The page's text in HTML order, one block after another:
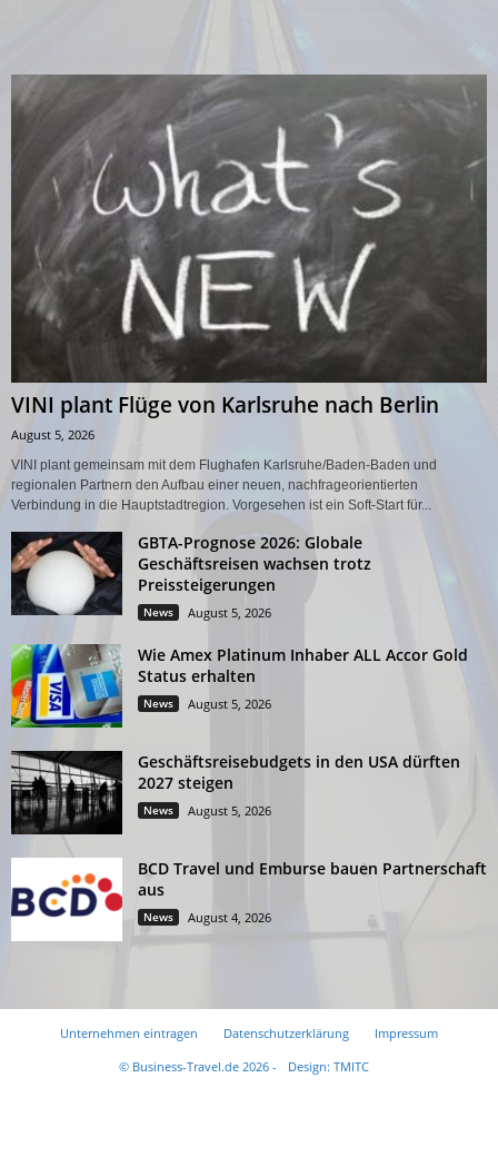
VINI plant Flüge von Karlsruhe nach Berlin
August 5, 2026
VINI plant gemeinsam mit dem Flughafen Karlsruhe/Baden-Baden und
regionalen Partnern den Aufbau einer neuen, nachfrageorientierten
Verbindung in die Hauptstadtregion. Vorgesehen ist ein Soft-Start für...
GBTA-Prognose 2026: Globale
Geschäftsreisen wachsen trotz
Preissteigerungen
News August 5, 2026
Wie Amex Platinum Inhaber ALL Accor Gold
Status erhalten
News August 5, 2026
Geschäftsreisebudgets in den USA dürften
2027 steigen
News August 5, 2026
BCD Travel und Emburse bauen Partnerschaft
aus
News August 4, 2026
Unternehmen eintragen Datenschutzerklärung
Impressum
© Business-Travel.de 2026 -
Design: TMITC